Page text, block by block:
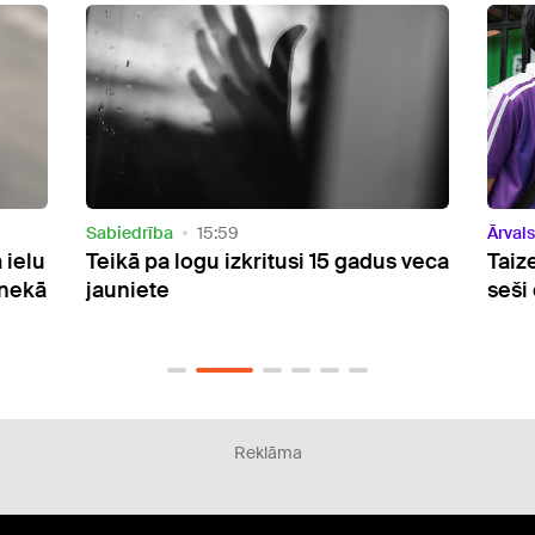
Ārvalstīs 09:23
Taizemē apšaudē skolā nogalināti
seši cilvēki
Pēc
un
Reklāma